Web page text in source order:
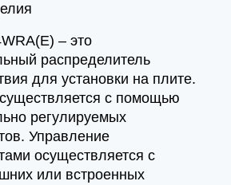
– это
распределитель
для установки на плите.
с помощью
регулируемых
Управление
осуществляется с
или встроенных